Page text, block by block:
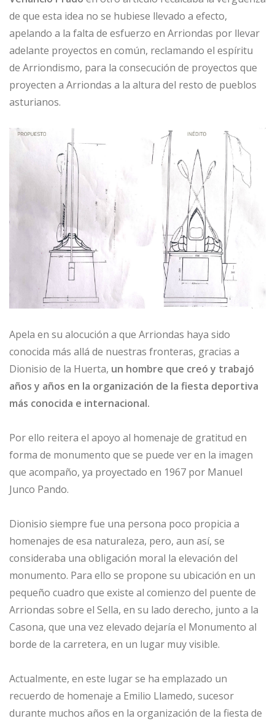
de que esta idea no se hubiese llevado a efecto,
apelando a la falta de esfuerzo en Arriondas por llevar
adelante proyectos en común, reclamando el espíritu
de Arriondismo, para la consecución de proyectos que
proyecten a Arriondas a la altura del resto de pueblos
asturianos.
Apela en su alocución a que Arriondas haya sido
conocida más allá de nuestras fronteras, gracias a
Dionisio de la Huerta, un hombre que creó y trabajó
años y años en la organización de la fiesta deportiva
más conocida e internacional.
Por ello reitera el apoyo al homenaje de gratitud en
forma de monumento que se puede ver en la imagen
que acompaño, ya proyectado en 1967 por Manuel
Junco Pando.
Dionisio siempre fue una persona poco propicia a
homenajes de esa naturaleza, pero, aun así, se
consideraba una obligación moral la elevación del
monumento. Para ello se propone su ubicación en un
pequeño cuadro que existe al comienzo del puente de
Arriondas sobre el Sella, en su lado derecho, junto a la
Casona, que una vez elevado dejaría el Monumento al
borde de la carretera, en un lugar muy visible.
Actualmente, en este lugar se ha emplazado un
recuerdo de homenaje a Emilio Llamedo, sucesor
durante muchos años en la organización de la fiesta de